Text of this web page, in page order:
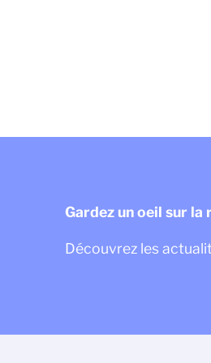
Gardez un oeil sur la
Découvrez les